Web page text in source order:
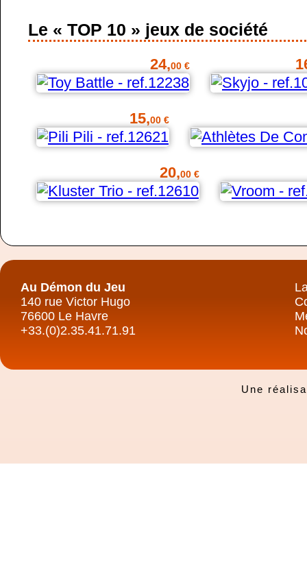
Le « TOP 10 » jeux de société
24,00 €
15,00 €
20,00 €
Au Démon du Jeu
140 rue Victor Hugo
76600 Le Havre
+33.(0)2.35.41.71.91
Une